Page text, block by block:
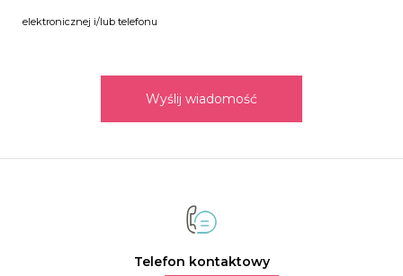
elektronicznej i/lub telefonu
Wyślij wiadomość
Telefon kontaktowy